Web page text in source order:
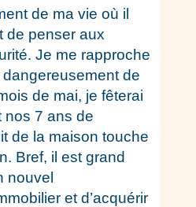
de ma vie où il
de penser aux
Je me rapproche
de
de mai, je fêterai
nos 7 ans de
de la maison touche
Bref, il est grand
nouvel
et d’acquérir